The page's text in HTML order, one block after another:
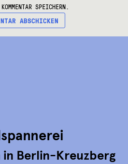
SPEICHERN.
in Berlin-Kreuzberg